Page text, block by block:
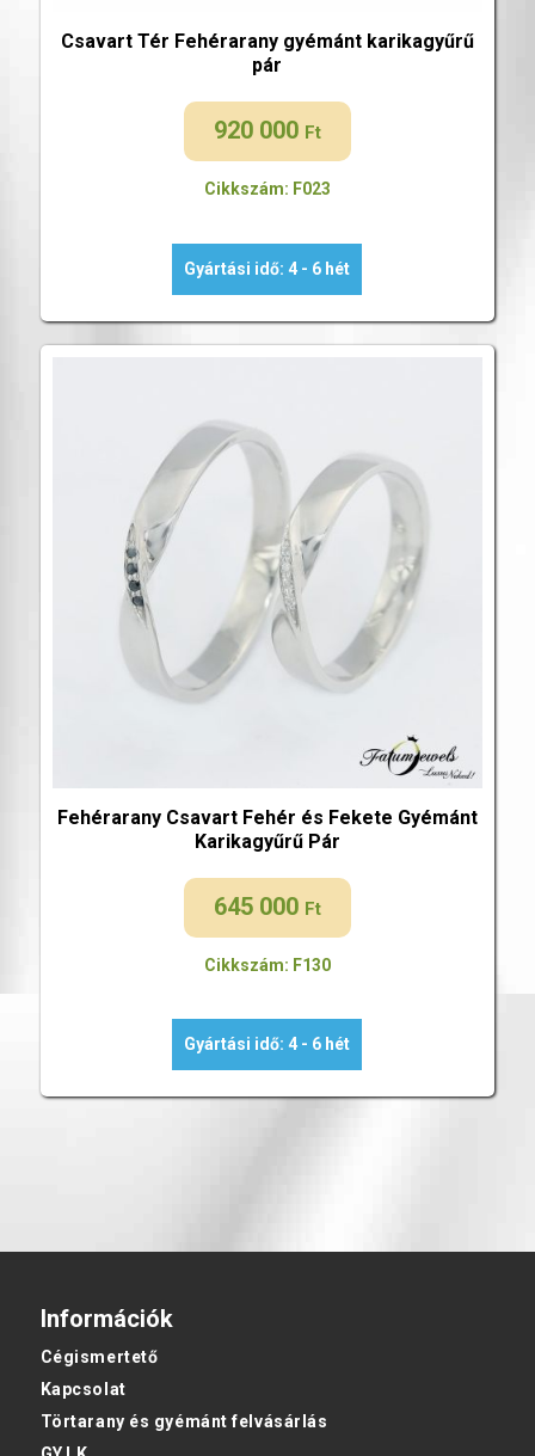
Csavart Tér Fehérarany gyémánt karikagyűrű
pár
920 000 Ft
Cikkszám: F023
Gyártási idő: 4 - 6 hét
Fehérarany Csavart Fehér és Fekete Gyémánt
Karikagyűrű Pár
645 000 Ft
Cikkszám: F130
Gyártási idő: 4 - 6 hét
Információk
Cégismertető
Kapcsolat
Törtarany és gyémánt felvásárlás